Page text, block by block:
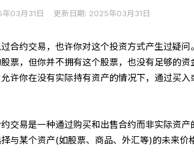
03月31日 更新日期: 2025年03月31日
合约交易，也许你对这个投资方式产生过疑
票，但你并不拥有这个股票，也没有足够的
许你在没有实际持有资产的情况下，通过买
交易是一种通过购买和出售合约而非实际资
与某个资产(如股票、商品、外汇等)的未来价